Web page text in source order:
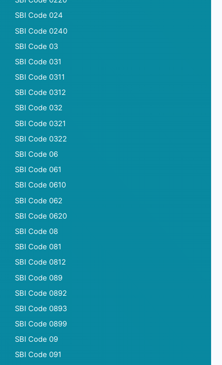
SBI Code 024
SBI Code 0240
SBI Code 03
SBI Code 031
SBI Code 0311
SBI Code 0312
SBI Code 032
SBI Code 0321
SBI Code 0322
SBI Code 06
SBI Code 061
SBI Code 0610
SBI Code 062
SBI Code 0620
SBI Code 08
SBI Code 081
SBI Code 0812
SBI Code 089
SBI Code 0892
SBI Code 0893
SBI Code 0899
SBI Code 09
SBI Code 091